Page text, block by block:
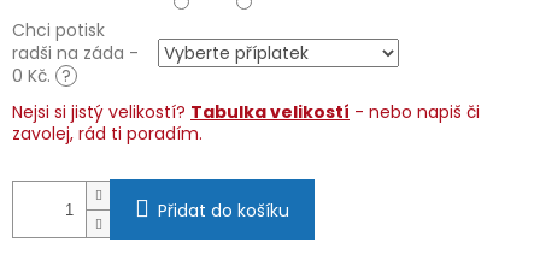
Chci potisk
radši na záda -
0 Kč. ?
Nejsi si jistý velikostí? Tabulka velikostí - nebo napiš či
zavolej, rád ti poradím.
Přidat do košíku